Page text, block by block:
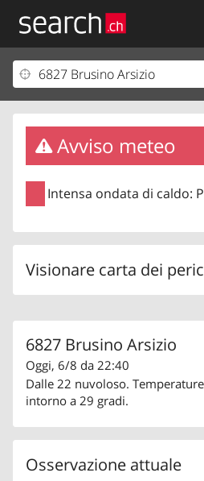
Avviso meteo
Intensa ondata di caldo:
Visionare carta dei
6827 Brusino Arsizio
Oggi, 6/8 da 22:40
Dalle 22 nuvoloso. Temperature
intorno a 29 gradi.
Osservazione attuale
Il vostro profolio
Area clienti
Informazioni Legali